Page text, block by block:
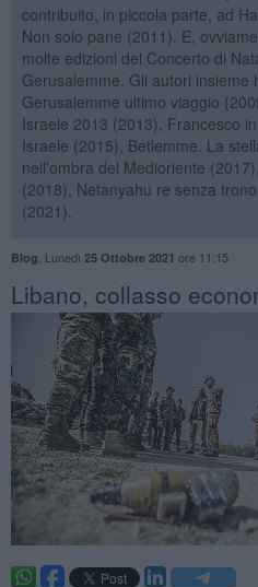
contribuito, in piccola parte, ad
Non solo pane (2011). E,
molte edizioni del Concerto di
Gerusalemme. Gli autori insieme
Gerusalemme ultimo viaggio
Israele 2013 (2013), Francesco
Israele (2015), Betlemme. La
nell'ombra del Medioriente
(2018), Netanyahu re senza
(2021).
Blog Lunedì 25 Ottobre 2021 ore 11:15
Libano, collasso